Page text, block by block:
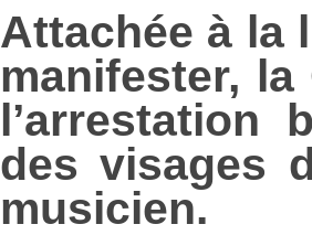
Attachée à la
manifester,
l’arrestation
des visages
musicien.